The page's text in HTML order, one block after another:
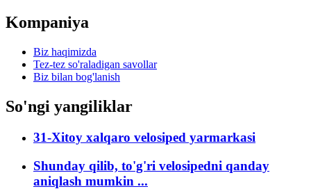
Kompaniya
Biz haqimizda
Tez-tez so'raladigan savollar
Biz bilan bog'lanish
So'ngi yangiliklar
31-Xitoy xalqaro velosiped yarmarkasi
Shunday qilib, to'g'ri velosipedni qanday
aniqlash mumkin ...